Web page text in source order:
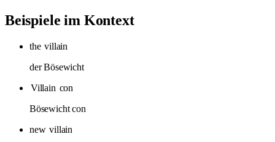
Beispiele im Kontext
the villain
der Bösewicht
Villain con
Bösewicht con
new villain